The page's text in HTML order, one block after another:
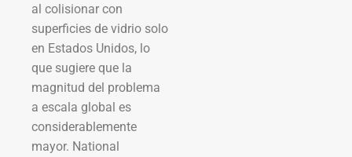
al colisionar con
superficies de vidrio solo
en Estados Unidos, lo
que sugiere que la
magnitud del problema
a escala global es
considerablemente
mayor. National